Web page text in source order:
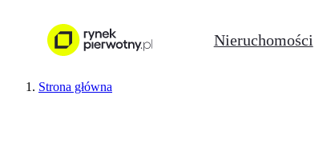
Nieruchomości
Strona główna